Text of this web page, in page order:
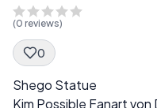
(0 reviews)
0
Spec Description
Shego Statue
Kim Possible Fanart von